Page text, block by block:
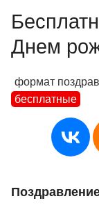
Днем
формат
бесплатные